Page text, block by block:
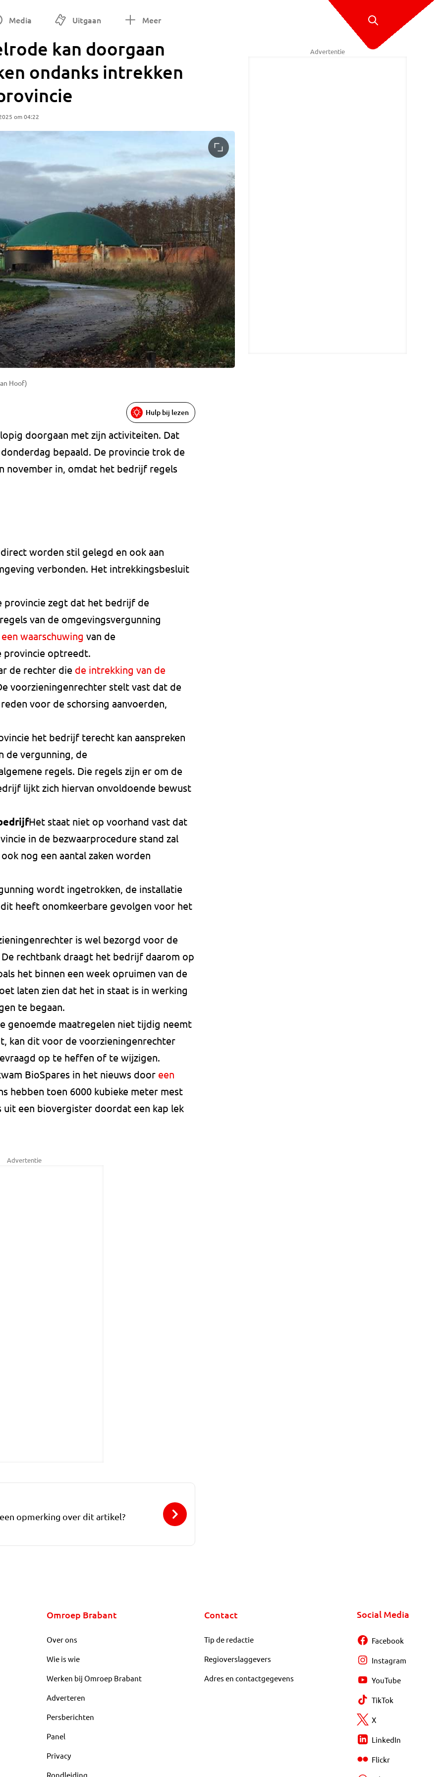
Media Uitgaan Meer
kan doorgaan
ondanks intrekken
om 04:22
Hoof)
Hulp bij lezen
doorgaan met zijn activiteiten. Dat
bepaald. De provincie trok de
november in, omdat het bedrijf regels
worden stil gelegd en ook aan
verbonden. Het intrekkingsbesluit
provincie zegt dat het bedrijf de
van de omgevingsvergunning
een waarschuwing van de
provincie optreedt.
de rechter die de intrekking van de
voorzieningenrechter stelt vast dat de
voor de schorsing aanvoerden,
het bedrijf terecht kan aanspreken
de vergunning, de
regels. Die regels zijn er om de
lijkt zich hiervan onvoldoende bewust
Het staat niet op voorhand vast dat
in de bezwaarprocedure stand zal
nog een aantal zaken worden
wordt ingetrokken, de installatie
heeft onomkeerbare gevolgen voor het
is wel bezorgd voor de
rechtbank draagt het bedrijf daarom op
het binnen een week opruimen van de
laten zien dat het in staat is in werking
te begaan.
genoemde maatregelen niet tijdig neemt
kan dit voor de voorzieningenrechter
op te heffen of te wijzigen.
BioSpares in het nieuws door een
hebben toen 6000 kubieke meter mest
een biovergister doordat een kap lek
Advertentie
Advertentie
opmerking over dit artikel?
Omroep Brabant
Over ons
Wie is wie
Werken bij Omroep Brabant
Adverteren
Persberichten
Panel
Privacy
Rondleiding
Contact
Tip de redactie
Regioverslaggevers
Adres en contactgegevens
Social Media
Facebook
Instagram
YouTube
TikTok
X
LinkedIn
Flickr